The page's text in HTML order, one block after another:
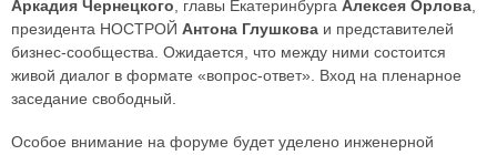
Аркадия Чернецкого, главы Екатеринбурга Алексея Орлова,
президента НОСТРОЙ Антона Глушкова и представителей
бизнес-сообщества. Ожидается, что между ними состоится
живой диалог в формате «вопрос-ответ». Вход на пленарное
заседание свободный.
Особое внимание на форуме будет уделено инженерной